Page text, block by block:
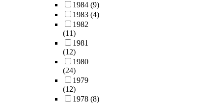
1984 (9)
1983 (4)
1982
(11)
1981
(12)
1980
(24)
1979
(12)
1978 (8)